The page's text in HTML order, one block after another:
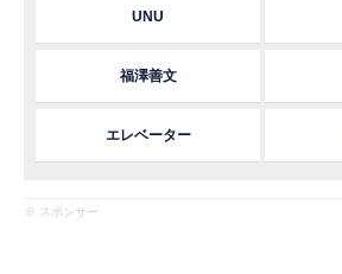
UNU
福澤善文
エレベーター
※ スポンサー